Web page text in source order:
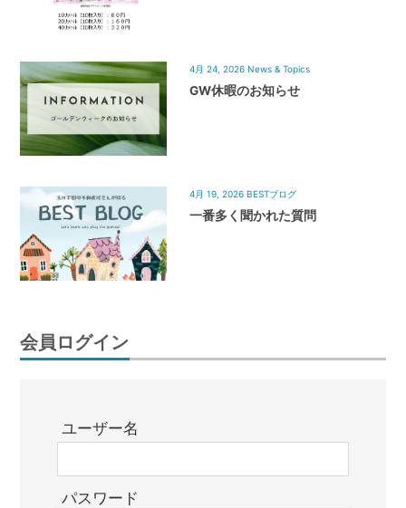
4月 24, 2026 News & Topics
GW休暇のお知らせ
4月 19, 2026 BESTブログ
一番多く聞かれた質問
会員ログイン
ユーザー名
パスワード